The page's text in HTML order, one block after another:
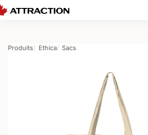
Produits Ethica Sacs